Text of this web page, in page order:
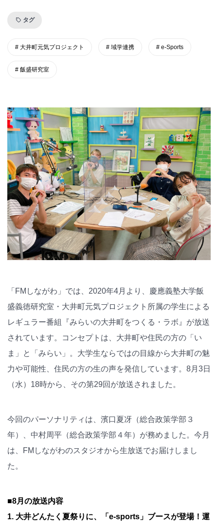
タグ
大井町元気プロジェクト 域学連携 e-Sports
飯盛研究室
「FMしながわ」では、2020年4月より、慶應義塾大学飯
盛義徳研究室・大井町元気プロジェクト所属の学生による
レギュラー番組『みらいの大井町をつくる・ラボ』が放送
されています。コンセプトは、大井町や住民の方の「い
ま」と「みらい」。大学生ならではの目線から大井町の魅
力や可能性、住民の方の生の声を発信しています。8月3日
（水）18時から、その第29回が放送されました。
今回のパーソナリティは、濱口夏冴（総合政策学部３
年）、中村周平（総合政策学部４年）が務めました。今月
は、FMしながわのスタジオから生放送でお届けしまし
た。
■8月の放送内容
1. 大井どんたく夏祭りに、「e-sports」ブースが登場！運